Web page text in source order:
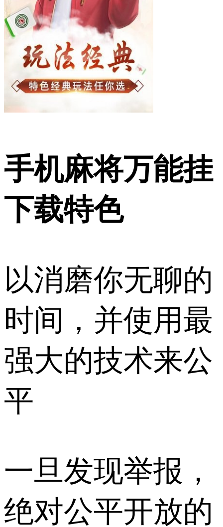
手机麻将万能挂
下载特色
以消磨你无聊的
时间，并使用最
强大的技术来公
平
一旦发现举报，
绝对公平开放的